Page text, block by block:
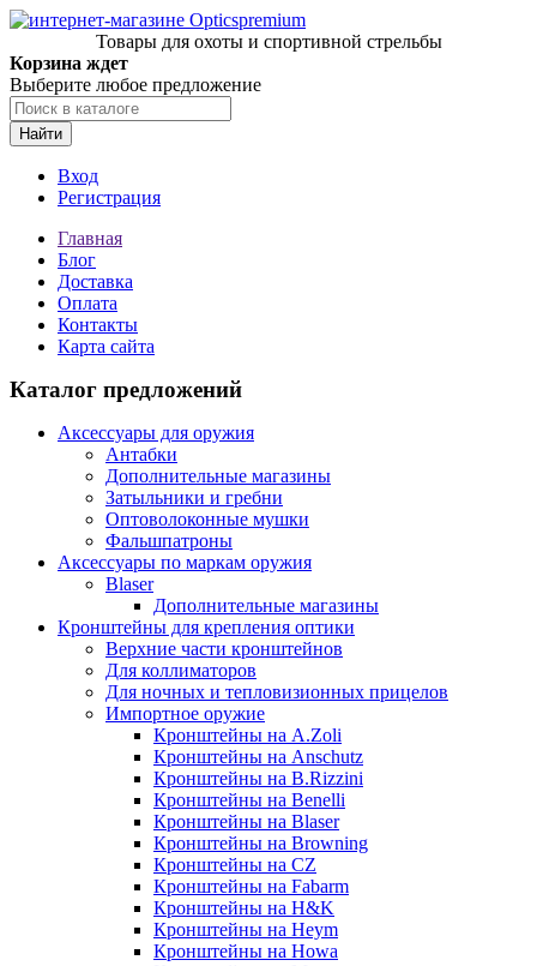
Товары для охоты и спортивной стрельбы
Корзина ждет
Выберите любое предложение
Найти
Вход
Регистрация
Главная
Блог
Доставка
Оплата
Контакты
Карта сайта
Каталог предложений
Аксессуары для оружия
Антабки
Дополнительные магазины
Затыльники и гребни
Оптоволоконные мушки
Фальшпатроны
Аксессуары по маркам оружия
Blaser
Дополнительные магазины
Кронштейны для крепления оптики
Верхние части кронштейнов
Для коллиматоров
Для ночных и тепловизионных прицелов
Импортное оружие
Кронштейны на A.Zoli
Кронштейны на Anschutz
Кронштейны на B.Rizzini
Кронштейны на Benelli
Кронштейны на Blaser
Кронштейны на Browning
Кронштейны на CZ
Кронштейны на Fabarm
Кронштейны на H&K
Кронштейны на Heym
Кронштейны на Howa